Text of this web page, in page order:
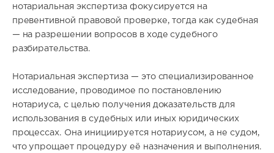
нотариальная экспертиза фокусируется на
превентивной правовой проверке, тогда как судебная
— на разрешении вопросов в ходе судебного
разбирательства.
Нотариальная экспертиза — это специализированное
исследование, проводимое по постановлению
нотариуса, с целью получения доказательств для
использования в судебных или иных юридических
процессах. Она инициируется нотариусом, а не судом,
что упрощает процедуру её назначения и выполнения.